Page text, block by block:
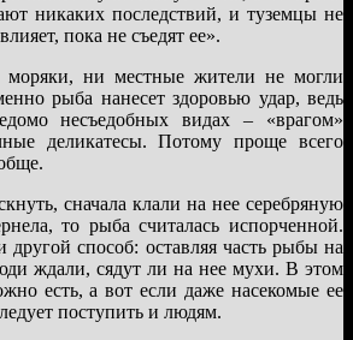
никаких последствий, и туземцы не
пока не съедят ее».
моряки, ни местные жители не могли
рыба нанесет здоровью удар, ведь
несъедобных видах – «врагом»
деликатесы. Потому проще всего
сначала клали на нее серебряную
то рыба считалась испорченной.
другой способ: оставляя часть рыбы на
ждали, сядут ли на нее мухи. В этом
есть, а вот если даже насекомые ее
поступить и людям.